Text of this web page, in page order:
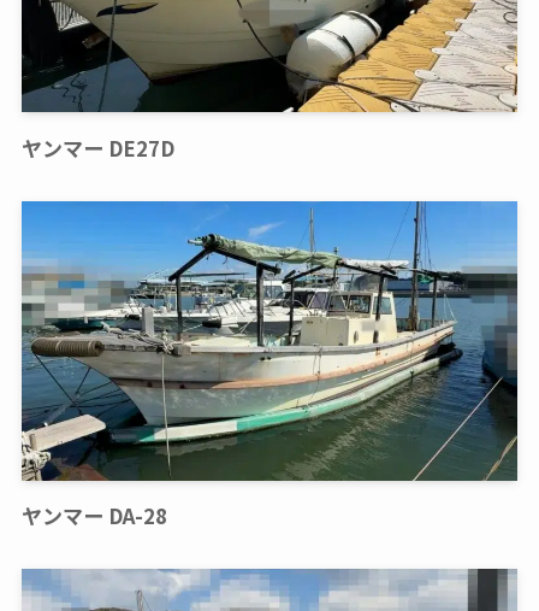
ヤンマー DE27D
ヤンマー DA-28